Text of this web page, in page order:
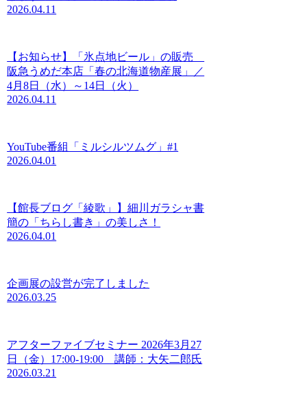
2026.04.11
【お知らせ】「氷点地ビール」の販売
阪急うめだ本店「春の北海道物産展」／
4月8日（水）～14日（火）
2026.04.11
YouTube番組「ミルシルツムグ」#1
2026.04.01
【館長ブログ「綾歌」】細川ガラシャ書
簡の「ちらし書き」の美しさ！
2026.04.01
企画展の設営が完了しました
2026.03.25
アフターファイブセミナー 2026年3月27
日（金）17:00-19:00 講師：大矢二郎氏
2026.03.21